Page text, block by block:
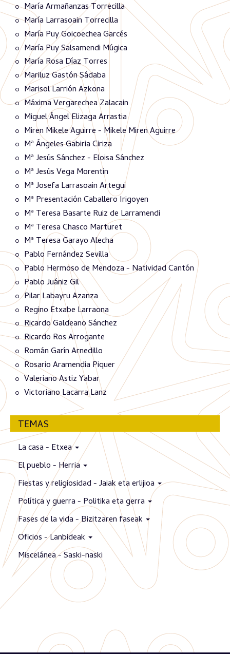
María Armañanzas Torrecilla
María Larrasoain Torrecilla
María Puy Goicoechea Garcés
María Puy Salsamendi Múgica
María Rosa Díaz Torres
Mariluz Gastón Sádaba
Marisol Larrión Azkona
Máxima Vergarechea Zalacain
Miguel Ángel Elizaga Arrastia
Miren Mikele Aguirre - Mikele Miren Aguirre
Mª Ángeles Gabiria Ciriza
Mª Jesús Sánchez - Eloisa Sánchez
Mª Jesús Vega Morentin
Mª Josefa Larrasoain Artegui
Mª Presentación Caballero Irigoyen
Mª Teresa Basarte Ruiz de Larramendi
Mª Teresa Chasco Marturet
Mª Teresa Garayo Alecha
Pablo Fernández Sevilla
Pablo Hermoso de Mendoza - Natividad Cantón
Pablo Juániz Gil
Pilar Labayru Azanza
Regino Etxabe Larraona
Ricardo Galdeano Sánchez
Ricardo Ros Arrogante
Román Garín Arnedillo
Rosario Aramendia Piquer
Valeriano Astiz Yabar
Victoriano Lacarra Lanz
TEMAS
La casa - Etxea
El pueblo - Herria
Fiestas y religiosidad - Jaiak eta erlijioa
Política y guerra - Politika eta gerra
Fases de la vida - Bizitzaren faseak
Oficios - Lanbideak
Miscelánea - Saski-naski